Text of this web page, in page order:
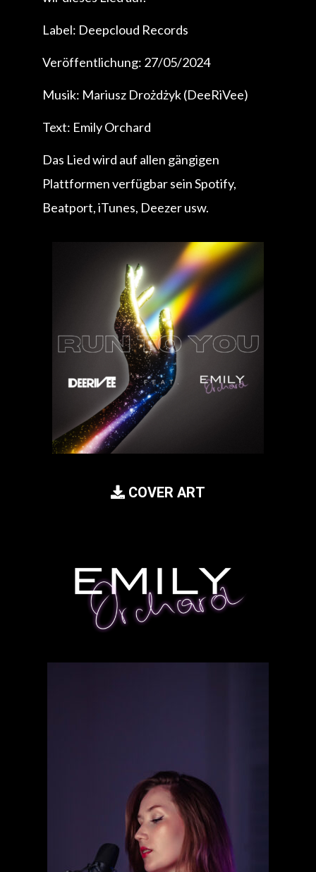
Label: Deepcloud Records
Veröffentlichung: 27/05/2024
Musik: Mariusz Drożdżyk (DeeRiVee)
Text: Emily Orchard
Das Lied wird auf allen gängigen
Plattformen verfügbar sein Spotify,
Beatport, iTunes, Deezer usw.
COVER ART